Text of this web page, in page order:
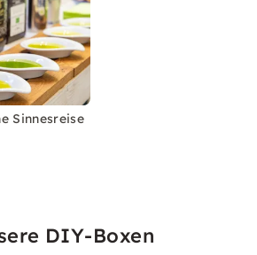
Sinnesreise
DIY-Boxen